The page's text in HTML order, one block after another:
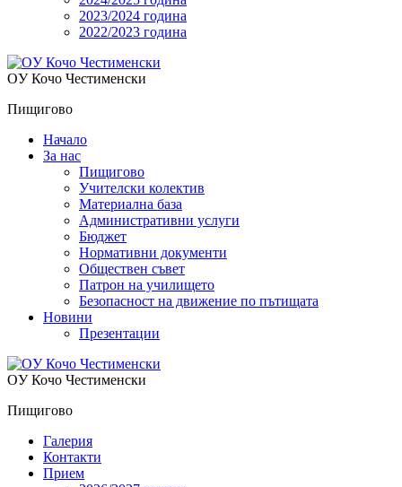
2023/2024 година
2022/2023 година
OУ Кочо Чeстименски
Пищигово
Начало
За нас
Пищигово
Учителски колектив
Материална база
Административни услуги
Бюджет
Нормативни документи
Обществен съвет
Патрон на училището
Безопасност на движение по пътищата
Новини
Презентации
OУ Кочо Чeстименски
Пищигово
Галерия
Контакти
Прием